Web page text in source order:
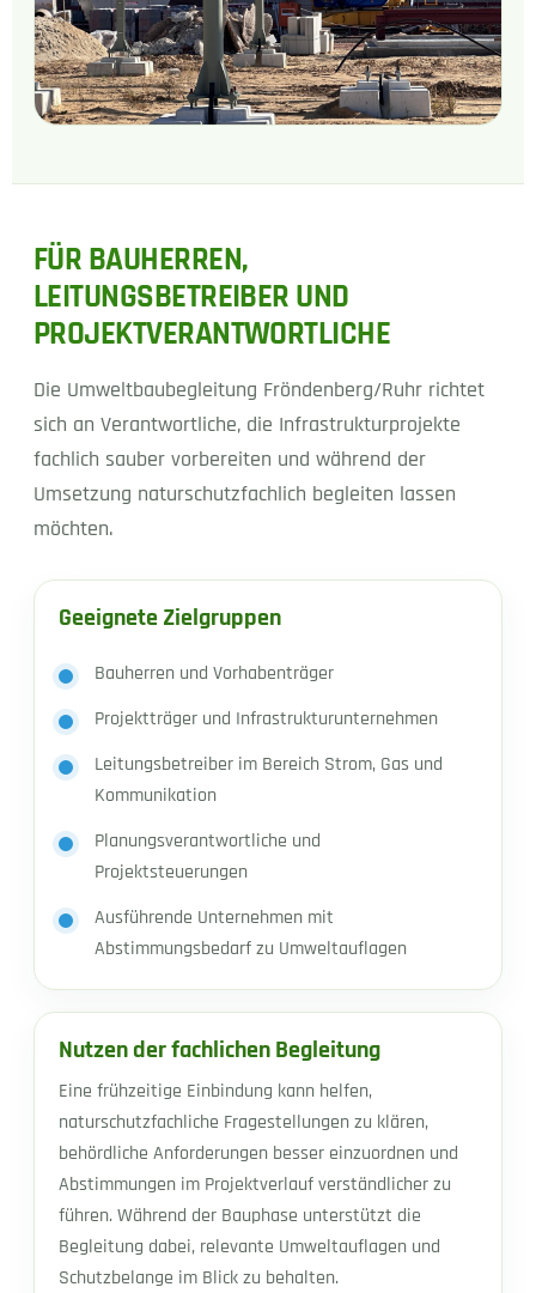
FÜR BAUHERREN,
LEITUNGSBETREIBER UND
PROJEKTVERANTWORTLICHE
Die Umweltbaubegleitung Fröndenberg/Ruhr richtet
sich an Verantwortliche, die Infrastrukturprojekte
fachlich sauber vorbereiten und während der
Umsetzung naturschutzfachlich begleiten lassen
möchten.
Geeignete Zielgruppen
Bauherren und Vorhabenträger
Projektträger und Infrastrukturunternehmen
Leitungsbetreiber im Bereich Strom, Gas und
Kommunikation
Planungsverantwortliche und
Projektsteuerungen
Ausführende Unternehmen mit
Abstimmungsbedarf zu Umweltauflagen
Nutzen der fachlichen Begleitung
Eine frühzeitige Einbindung kann helfen,
naturschutzfachliche Fragestellungen zu klären,
behördliche Anforderungen besser einzuordnen und
Abstimmungen im Projektverlauf verständlicher zu
führen. Während der Bauphase unterstützt die
Begleitung dabei, relevante Umweltauflagen und
Schutzbelange im Blick zu behalten.